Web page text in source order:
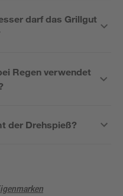
darf das Grillgut
Regen verwendet
der Drehspieß?